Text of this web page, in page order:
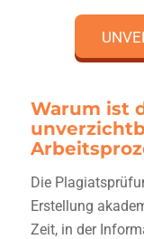
Warum ist
Die
Erstellung
Zeit, in der